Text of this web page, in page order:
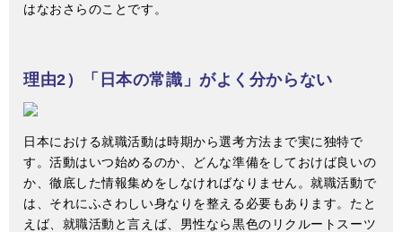
はなおさらのことです。
理由2）「日本の常識」がよく分からない
日本における就職活動は時期から選考方法まで実に独特で
す。活動はいつ始めるのか、どんな準備をしておけば良いの
か、徹底した情報集めをしなければなりません。就職活動で
は、それにふさわしい身なりを整える必要もあります。たと
えば、就職活動と言えば、男性なら黒色のリクルートスーツ